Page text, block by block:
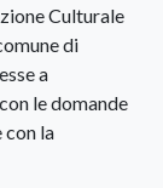
Culturale
di
a
le domande
con la